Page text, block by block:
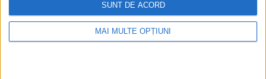
MAI MULTE OPȚIUNI
SUNT DE ACORD